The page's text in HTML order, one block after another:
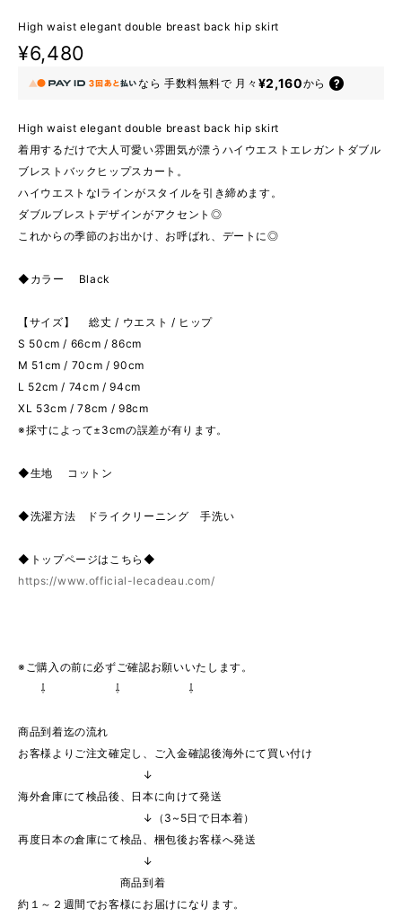
High waist elegant double breast back hip skirt
¥6,480
なら 手数料無料で 月々 ¥2,160から
High waist elegant double breast back hip skirt
着用するだけで大人可愛い雰囲気が漂うハイウエストエレガントダブル
ブレストバックヒップスカート。
ハイウエストなIラインがスタイルを引き締めます。
ダブルブレストデザインがアクセント◎
これからの季節のお出かけ、お呼ばれ、デートに◎
◆カラー Black
【サイズ】 総丈 / ウエスト / ヒップ
S 50cm / 66cm / 86cm
M 51cm / 70cm / 90cm
L 52cm / 74cm / 94cm
XL 53cm / 78cm / 98cm
※採寸によって±3cmの誤差が有ります。
◆生地 コットン
◆洗濯方法 ドライクリーニング 手洗い
◆トップページはこちら◆
https://www.official-lecadeau.com/
※ご購入の前に必ずご確認お願いいたします。
⇩ ⇩ ⇩
商品到着迄の流れ
お客様よりご注文確定し、ご入金確認後海外にて買い付け
↓
海外倉庫にて検品後、日本に向けて発送
↓（3~5日で日本着）
再度日本の倉庫にて検品、梱包後お客様へ発送
↓
商品到着
約１～２週間でお客様にお届けになります。